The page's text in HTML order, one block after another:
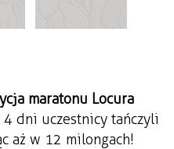
maratonu Locura
4 dni uczestnicy tańczyli
aż w 12 milongach!